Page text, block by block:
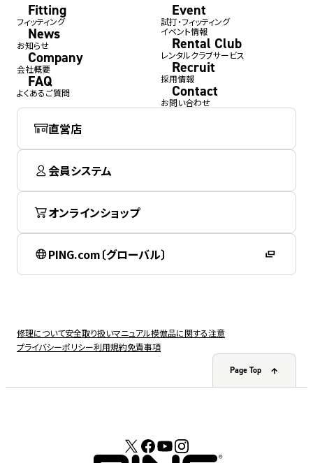
Fitting
フィッティング
News
お知らせ
Company
会社概要
FAQ
よくあるご質問
Event
試打・フィッティング
イベント情報
Rental Club
レンタルクラブサービス
Recruit
採用情報
Contact
お問い合わせ
直営店
会員システム
オンラインショップ
PING.com〔グローバル〕
修理について安全取り扱いマニュアル模倣品に関する注意
プライバシーポリシー利用規約免責事項
Page Top